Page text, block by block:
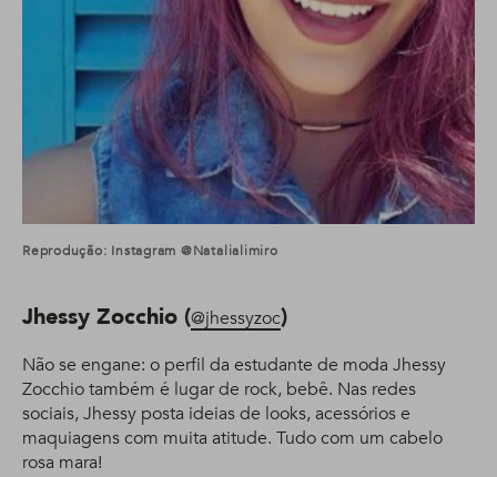
Reprodução: Instagram @natalialimiro
Jhessy Zocchio (@jhessyzoc)
Não se engane: o perfil da estudante de moda Jhessy
Zocchio também é lugar de rock, bebê. Nas redes
sociais, Jhessy posta ideias de looks, acessórios e
maquiagens com muita atitude. Tudo com um cabelo
rosa mara!